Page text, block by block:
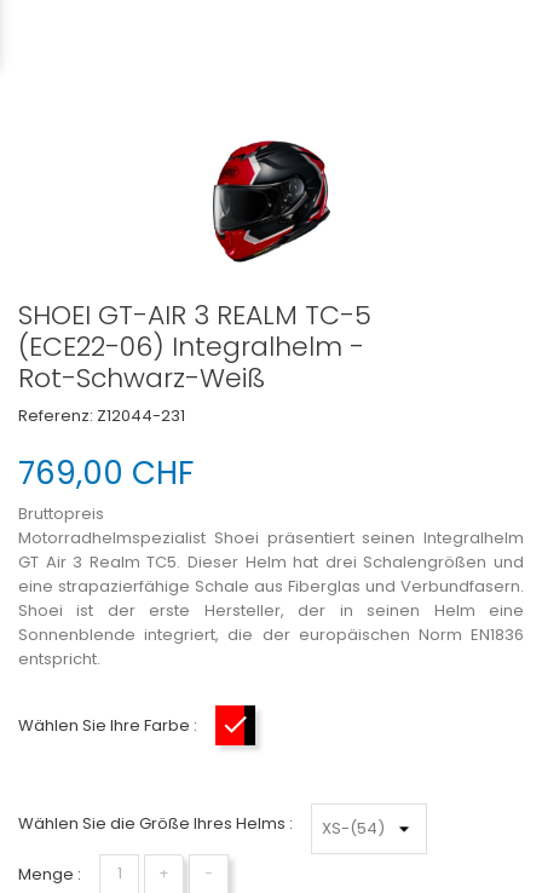
SHOEI GT-AIR 3 REALM TC-5
(ECE22-06) Integralhelm -
Rot-Schwarz-Weiß
Referenz: Z12044-231
769,00 CHF
Bruttopreis
Motorradhelmspezialist Shoei präsentiert seinen Integralhelm
GT Air 3 Realm TC5. Dieser Helm hat drei Schalengrößen und
eine strapazierfähige Schale aus Fiberglas und Verbundfasern.
Shoei ist der erste Hersteller, der in seinen Helm eine
Sonnenblende integriert, die der europäischen Norm EN1836
entspricht.
Wählen Sie Ihre Farbe :
Wählen Sie die Größe Ihres Helms :
Menge : + −